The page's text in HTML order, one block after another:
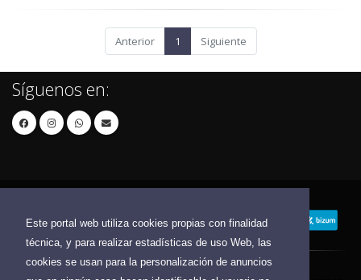
Este portal web utiliza cookies propias con finalidad
técnica, y para realizar estadísticas de uso Web, las
cookies se usan para la personalización de anuncios
Anterior 1 Siguiente
Síguenos en: